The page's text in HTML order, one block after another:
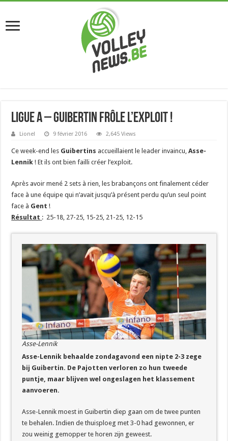
Ligue A – Guibertin frôle l’exploit !
Lionel 9 février 2016 2,645 Views
Ce week-end les Guibertins accueillaient le leader invaincu,Asse-
Lennik ! Et ils ont bien failli créer l’exploit.
Après avoir mené 2 sets à rien, les brabançons ont finalement céder
face à une équipe qui n’avait jusqu’à présent perdu qu’un seul point
face à Gent!
Résultat : 25-18, 27-25, 15-25, 21-25, 12-15
Asse-Lennik
Asse-Lennik behaalde zondagavond een nipte 2-3 zege
bij Guibertin. De Pajotten verloren zo hun tweede
puntje, maar blijven wel ongeslagen het klassement
aanvoeren.
Asse-Lennik moest in Guibertin diep gaan om de twee punten
te behalen. Indien de thuisploeg met 3-0 had gewonnen, er
zou weinig gemopper te horen zijn geweest.